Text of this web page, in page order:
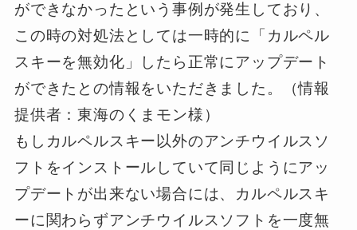
ができなかったという事例が発生しており、
この時の対処法としては一時的に
「カルペル
スキーを無効化」
したら正常にアップデート
ができたと の情報をいただきました。（情報
提供者：東海のくまモン様）
もしカルペルスキー以外のアンチウイルスソ
フトをインストールしていて同じようにアッ
プデートが出来ない場合には、カルペルスキ
ーに関わらずアンチウイルスソフトを一度無